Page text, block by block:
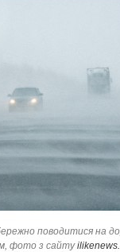
поводитися на
фото з сайту